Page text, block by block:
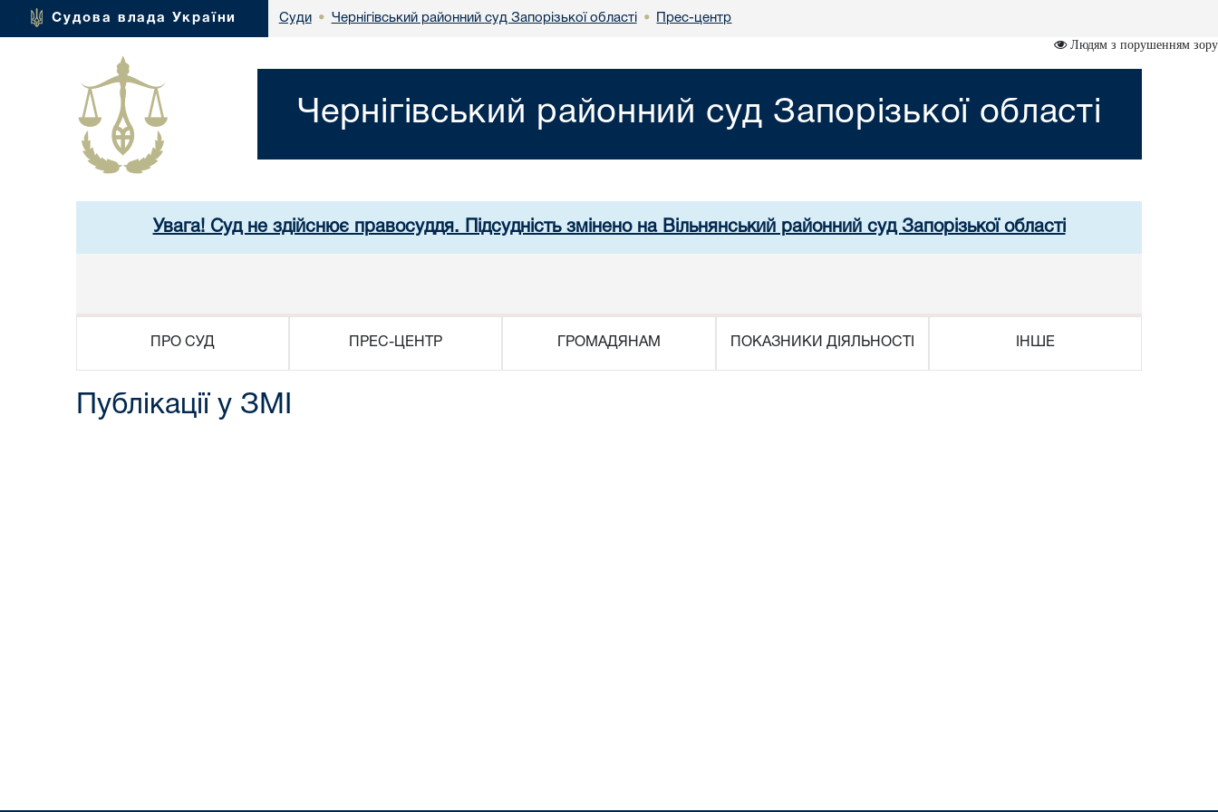
Судова влада України Суди • Чернігівський районний суд Запорізької області • Прес-центр
Людям з порушенням зору
Чернігівський районний суд Запорізької області
Увага! Суд не здійснює правосуддя. Підсудність змінено на Вільнянський районний суд Запорізької області
ПРО СУД ПРЕС-ЦЕНТР ГРОМАДЯНАМ ПОКАЗНИКИ ДІЯЛЬНОСТІ ІНШЕ
Публікації у ЗМІ